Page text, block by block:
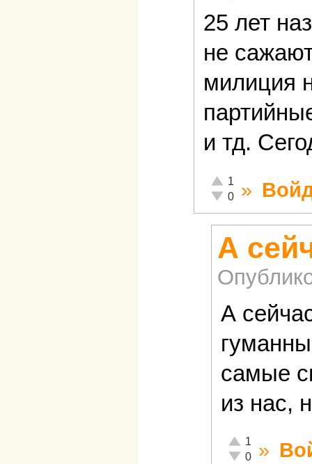
25 лет
не
милиция
и тд.
Отлично!
1
Неадекватно!
0 »
А
А
самые
из нас,
Отлично!
1
Неадекватно!
0 »